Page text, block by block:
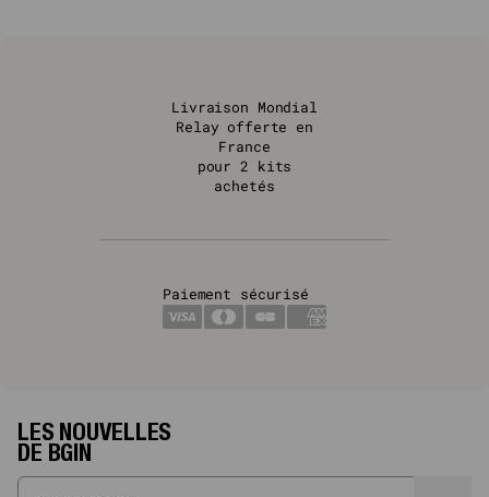
Livraison Mondial
Relay offerte en
France
pour 2 kits
achetés
Paiement sécurisé
LES NOUVELLES
DE BGIN